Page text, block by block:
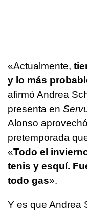
«Actualmente,
y lo más
afirmó Andrea
presenta en
Alonso
pretemporada
«Todo el
tenis y esquí.
todo gas».
Y es que Andrea